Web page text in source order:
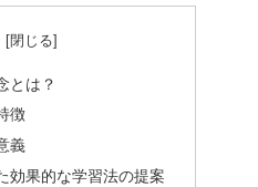
とは？
徴
義
効果的な学習法の提案